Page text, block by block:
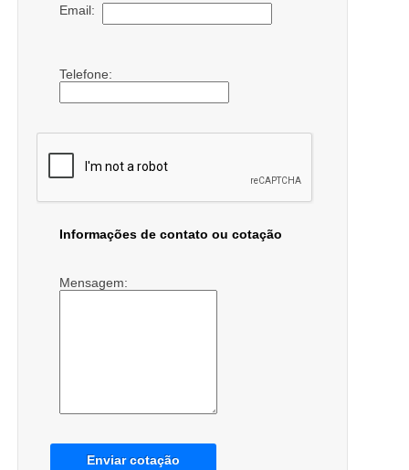
Email:
Telefone:
Informações de contato ou cotação
Mensagem:
Enviar cotação